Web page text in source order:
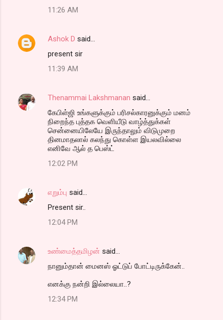
11:26 AM
Ashok D said…
present sir
11:39 AM
Thenammai Lakshmanan said…
கேபிள்ஜி உங்களுக்கும் பரிசல்காரனுக்கும் மனம்
நிறைந்த புத்தக வெளியீடு வாழ்த்துக்கள்
சென்னையிலேயே இருந்தாலும் விடுமுறை
தினமாதலால் கலந்து கொள்ள இயலவில்லை
எனிவே ஆல் த பெஸ்ட்
12:02 PM
எறும்பு said…
Present sir..
12:04 PM
உண்மைத்தமிழன் said…
நானும்தான் மைனஸ் ஓட்டுப் போட்டிருக்கேன்..
எனக்கு நன்றி இல்லையா..?
12:34 PM